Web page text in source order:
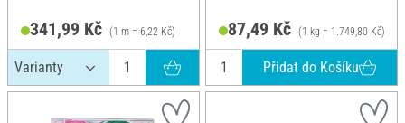
341,99 Kč (1 m = 6,22 Kč) 87,49 Kč (1 kg = 1.749,80 Kč)
Přidat do Košíku